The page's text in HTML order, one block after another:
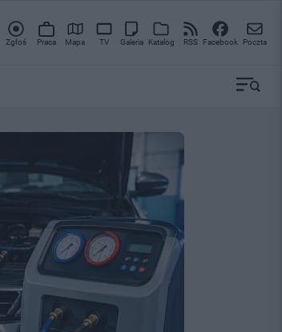
Zgłoś Praca Mapa TV Galeria Katalog RSS Facebook Poczta